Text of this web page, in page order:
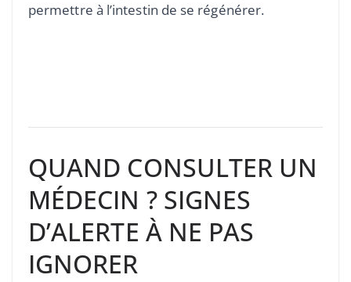
permettre à l’intestin de se régénérer.
QUAND CONSULTER UN
MÉDECIN ? SIGNES
D’ALERTE À NE PAS
IGNORER